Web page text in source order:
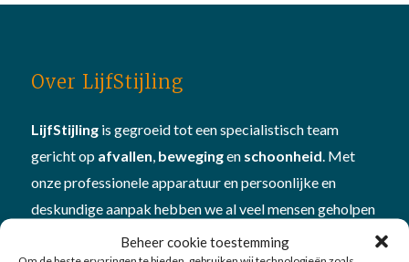
Beheer cookie toestemming
Over LijfStijling
LijfStijlingis gegroeid tot een specialistisch team
gericht op afvallen bewegingen schoonheid . Met
onze professionele apparatuur en persoonlijke en
deskundige aanpak hebben we al veel mensen geholpen
om beter in hun vel te komen én te blijven. Plan